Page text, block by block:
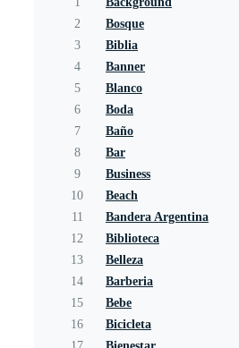
2
Bosque
3
Biblia
4
Banner
5
Blanco
6
Boda
7
Baño
8
Bar
9
Business
10
Beach
11
Bandera Argentina
12
Biblioteca
13
Belleza
14
Barberia
15
Bebe
16
Bicicleta